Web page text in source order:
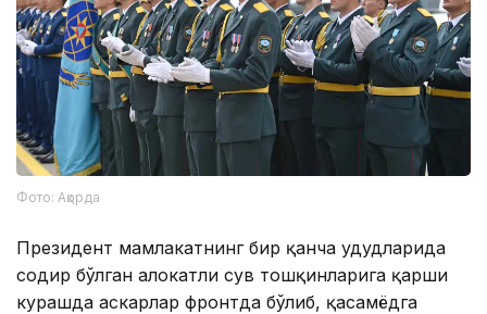
Фото: Ақорда
Президент мамлакатнинг бир қанча ҳудудларида
содир бўлган ҳалокатли сув тошқинларига қарши
курашда аскарлар фронтда бўлиб, қасамёдга